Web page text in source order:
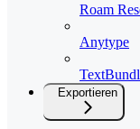
Roam
Anytype
Exportieren